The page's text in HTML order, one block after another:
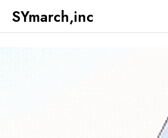
SYmarch,inc